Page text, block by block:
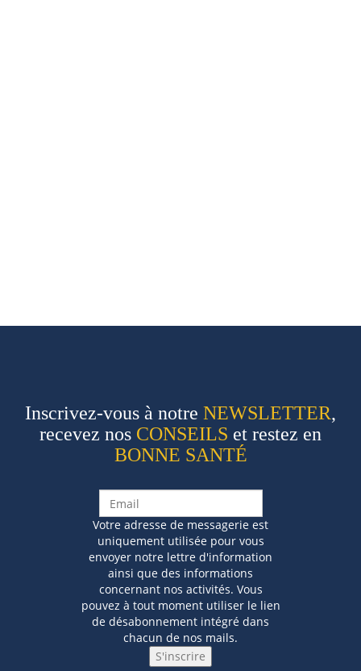
Inscrivez-vous à notre NEWSLETTER,
recevez nos CONSEILS et restez en
BONNE SANTÉ
Votre adresse de messagerie est
uniquement utilisée pour vous
envoyer notre lettre d'information
ainsi que des informations
concernant nos activités. Vous
pouvez à tout moment utiliser le lien
de désabonnement intégré dans
chacun de nos mails.